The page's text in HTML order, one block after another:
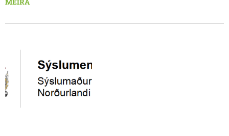
gjafabréf að upphæð kr: 737.800 upp í kaup á